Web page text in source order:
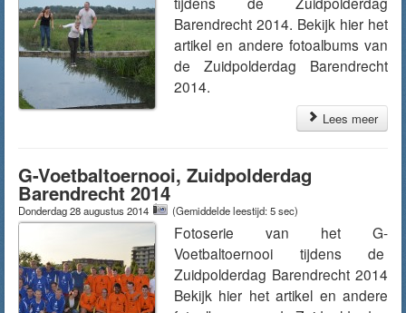
Barendrecht 2014. Bekijk hier het
artikel en andere fotoalbums van
de Zuidpolderdag Barendrecht
2014.
Lees meer
G-Voetbaltoernooi, Zuidpolderdag
Barendrecht 2014
Donderdag 28 augustus 2014 (Gemiddelde leestijd: 5 sec)
Fotoserie van het G-
Voetbaltoernooi tijdens de
Zuidpolderdag Barendrecht 2014
Bekijk hier het artikel en andere